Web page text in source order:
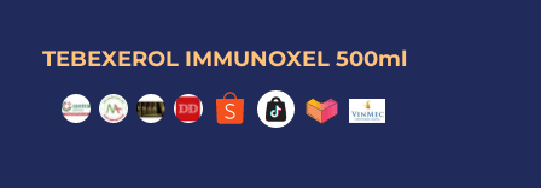
TEBEXEROL IMMUNOXEL 500ml